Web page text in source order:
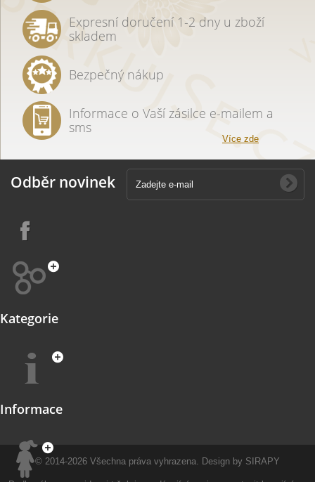
Expresní doručení 1-2 dny u zboží
skladem
Bezpečný nákup
Informace o Vaší zásilce e-mailem a
sms
Více zde
Odběr novinek
Kategorie
Informace
© 2014-2026 Všechna práva vyhrazena. Design by SIRAPY